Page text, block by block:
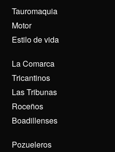
Tauromaquia
Motor
Estilo de vida
La Comarca
Tricantinos
Las Tribunas
Roceños
Boadillenses
Pozueleros